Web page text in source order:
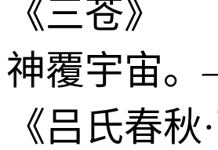
《三苍》
神覆宇宙
《吕氏春秋